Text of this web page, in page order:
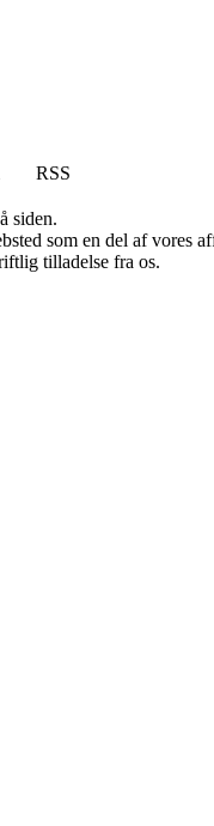
RSS
siden.
som en del af vores
tilladelse fra os.